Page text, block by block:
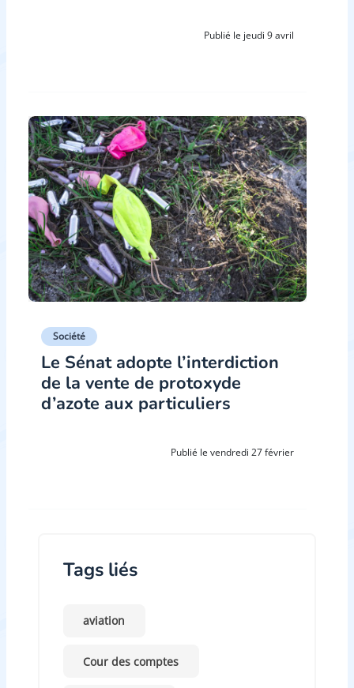
Publié le jeudi 9 avril
Société
Le Sénat adopte l’interdiction
de la vente de protoxyde
d’azote aux particuliers
Publié le vendredi 27 février
Tags liés
aviation
Cour des comptes